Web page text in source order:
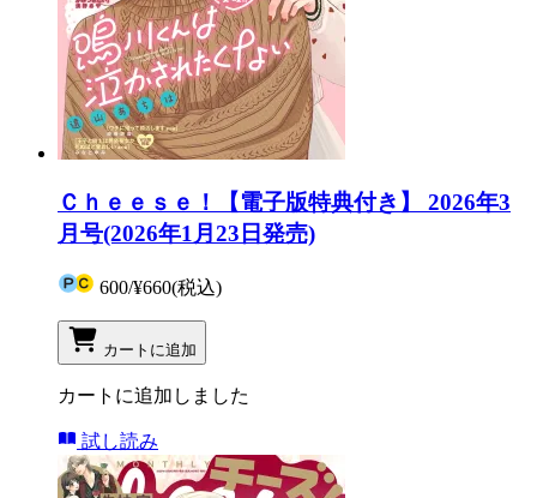
Ｃｈｅｅｓｅ！【電子版特典付き】 2026年3
月号(2026年1月23日発売)
600/¥660(税込)
カートに追加
カートに追加しました
試し読み